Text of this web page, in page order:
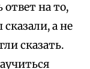
ответ на то,
а не
сказать.